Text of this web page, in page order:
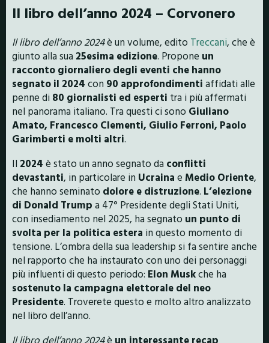
Il libro dell’anno 2024 – Corvonero
Il libro dell’anno 2024è un volume, edito Treccani, che è
giunto alla sua 25esima edizione. Propone un
racconto giornaliero degli eventi che hanno
segnato il 2024 con 90 approfondimenti affidati alle
penne di 80 giornalisti ed esperti tra i più affermati
nel panorama italiano. Tra questi ci sono Giuliano
Amato, Francesco Clementi, Giulio Ferroni, Paolo
Garimberti e molti altri.
Il 2024 è stato un anno segnato da conflitti
devastanti, in particolare in Ucraina e Medio Oriente,
che hanno seminato dolore e distruzione. L’elezione
di Donald Trump a 47° Presidente degli Stati Uniti,
con insediamento nel 2025, ha segnato un punto di
svolta per la politica estera in questo momento di
tensione. L’ombra della sua leadership si fa sentire anche
nel rapporto che ha instaurato con uno dei personaggi
più influenti di questo periodo: Elon Muskche ha
sostenuto la campagna elettorale del neo
Presidente. Troverete questo e molto altro analizzato
nel libro dell’anno.
Il libro dell’anno 2024è un interessante recap